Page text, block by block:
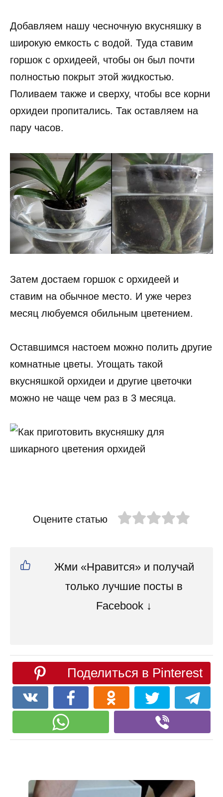
Добавляем нашу чесночную вкусняшку в
широкую емкость с водой. Туда ставим
горшок с орхидеей, чтобы он был почти
полностью покрыт этой жидкостью.
Поливаем также и сверху, чтобы все корни
орхидеи пропитались. Так оставляем на
пару часов.
Затем достаем горшок с орхидеей и
ставим на обычное место. И уже через
месяц любуемся обильным цветением.
Оставшимся настоем можно полить другие
комнатные цветы. Угощать такой
вкусняшкой орхидеи и другие цветочки
можно не чаще чем раз в 3 месяца.
Оцените статью
Жми «Нравится» и получай
только лучшие посты в
Facebook ↓
Поделиться в Pinterest